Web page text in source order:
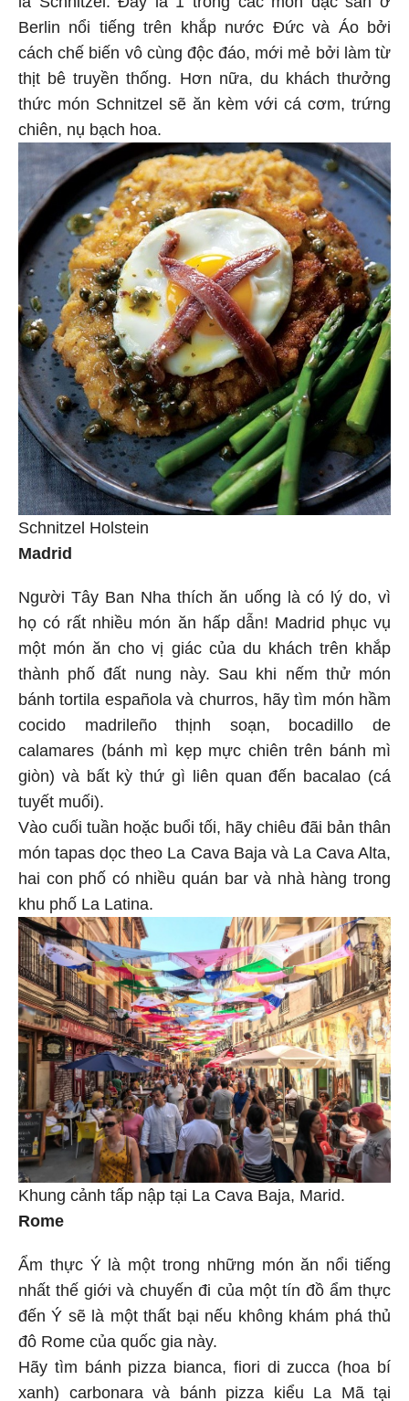
Berlin nổi tiếng trên khắp nước Đức và Áo bởi
cách chế biến vô cùng độc đáo, mới mẻ bởi làm từ
thịt bê truyền thống. Hơn nữa, du khách thưởng
thức món Schnitzel sẽ ăn kèm với cá cơm, trứng
chiên, nụ bạch hoa.
Schnitzel Holstein
Madrid
Người Tây Ban Nha thích ăn uống là có lý do, vì
họ có rất nhiều món ăn hấp dẫn! Madrid phục vụ
một món ăn cho vị giác của du khách trên khắp
thành phố đất nung này. Sau khi nếm thử món
bánh tortila española và churros, hãy tìm món hầm
cocido madrileño thịnh soạn, bocadillo de
calamares (bánh mì kẹp mực chiên trên bánh mì
giòn) và bất kỳ thứ gì liên quan đến bacalao (cá
tuyết muối).
Vào cuối tuần hoặc buổi tối, hãy chiêu đãi bản thân
món tapas dọc theo La Cava Baja và La Cava Alta,
hai con phố có nhiều quán bar và nhà hàng trong
khu phố La Latina.
Khung cảnh tấp nập tại La Cava Baja, Marid.
Rome
Ẩm thực Ý là một trong những món ăn nổi tiếng
nhất thế giới và chuyến đi của một tín đồ ẩm thực
đến Ý sẽ là một thất bại nếu không khám phá thủ
đô Rome của quốc gia này.
Hãy tìm bánh pizza bianca, fiori di zucca (hoa bí
xanh) carbonara và bánh pizza kiểu La Mã tại